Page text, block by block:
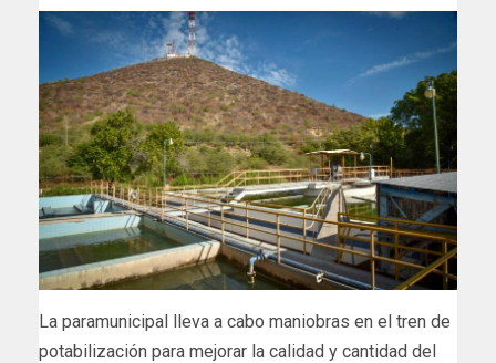
La paramunicipal lleva a cabo maniobras en el tren de
potabilización para mejorar la calidad y cantidad del